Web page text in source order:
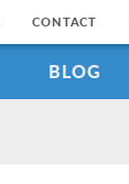
CONTACT
BLOG